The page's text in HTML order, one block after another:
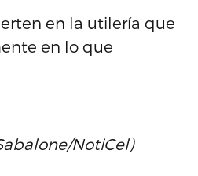
en la utilería que
en lo que
NotiCel)